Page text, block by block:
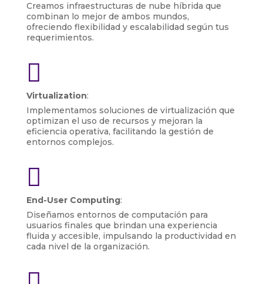
Creamos infraestructuras de nube híbrida que
combinan lo mejor de ambos mundos,
ofreciendo flexibilidad y escalabilidad según tus
requerimientos.

Virtualization:
Implementamos soluciones de virtualización que
optimizan el uso de recursos y mejoran la
eficiencia operativa, facilitando la gestión de
entornos complejos.

End-User Computing:
Diseñamos entornos de computación para
usuarios finales que brindan una experiencia
fluida y accesible, impulsando la productividad en
cada nivel de la organización.